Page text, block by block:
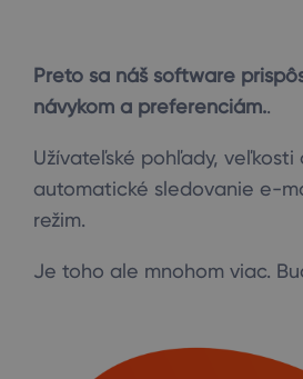
Preto sa náš software
návykom a preferenciám..
Užívateľské pohľady, veľkosti
automatické sledovanie e-
režim.
Je toho ale mnohom viac.